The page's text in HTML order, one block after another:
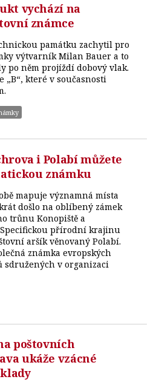
vychází na
známce
památku zachytil pro
výtvarník Milan Bauer a to
po něm projíždí dobový vlak.
„B“, které v současnosti
i Polabí můžete
známku
mapuje významná místa
došlo na oblíbený zámek
trůnu Konopiště a
přírodní krajinu
aršík věnovaný Polabí.
známka evropských
sdružených v organizaci
poštovních
ukáže vzácné